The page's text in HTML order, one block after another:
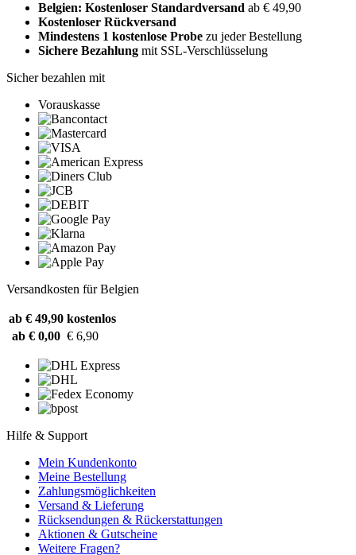
Belgien: Kostenloser Standardversand ab € 49,90
Kostenloser Rückversand
Mindestens 1 kostenlose Probe zu jeder Bestellung
Sichere Bezahlung mit SSL-Verschlüsselung
Sicher bezahlen mit
Vorauskasse
Versandkosten für Belgien
ab € 49,90 kostenlos
ab € 0,00 € 6,90
Hilfe & Support
Mein Kundenkonto
Meine Bestellung
Zahlungsmöglichkeiten
Versand & Lieferung
Rücksendungen & Rückerstattungen
Aktionen & Gutscheine
Weitere Fragen?